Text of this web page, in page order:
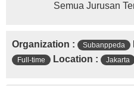
Semua Jurusan
Organization : Subanppeda
Full-time Location : Jakarta